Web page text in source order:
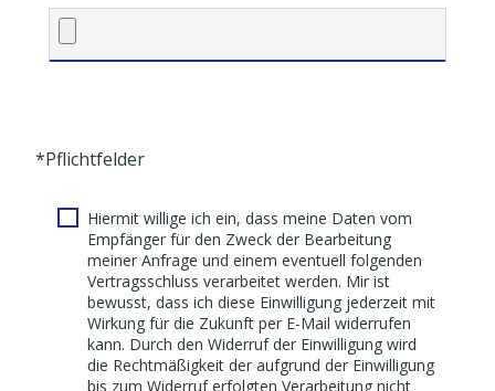
*Pflichtfelder
Hiermit willige ich ein, dass meine Daten vom
Empfänger für den Zweck der Bearbeitung
meiner Anfrage und einem eventuell folgenden
Vertragsschluss verarbeitet werden. Mir ist
bewusst, dass ich diese Einwilligung jederzeit mit
Wirkung für die Zukunft per E-Mail widerrufen
kann. Durch den Widerruf der Einwilligung wird
die Rechtmäßigkeit der aufgrund der Einwilligung
bis zum Widerruf erfolgten Verarbeitung nicht